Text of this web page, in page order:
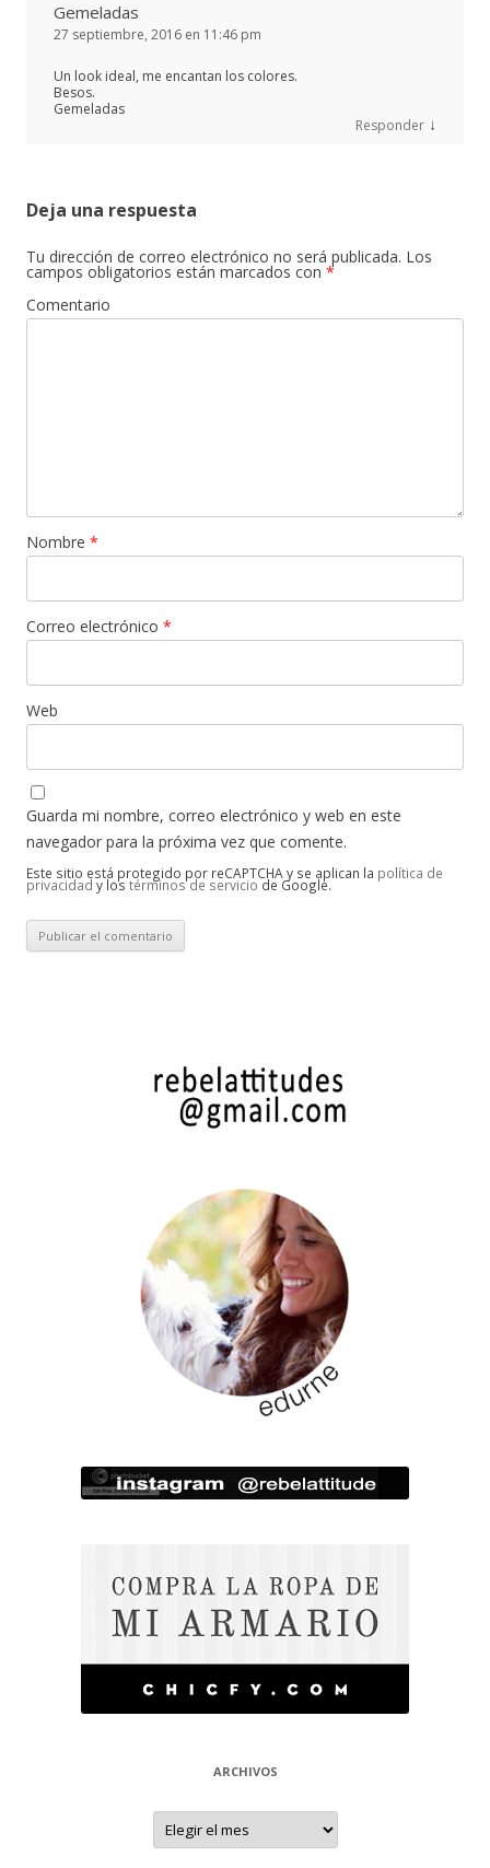
Gemeladas
27 septiembre, 2016 en 11:46 pm
Un look ideal, me encantan los colores.
Besos.
Gemeladas
Responder ↓
Deja una respuesta
Tu dirección de correo electrónico no será publicada. Los
campos obligatorios están marcados con *
Comentario
Nombre *
Correo electrónico *
Web
Guarda mi nombre, correo electrónico y web en este
navegador para la próxima vez que comente.
Este sitio está protegido por reCAPTCHA y se aplican la política de
privacidad y los términos de servicio de Google.
ARCHIVOS
Archivos